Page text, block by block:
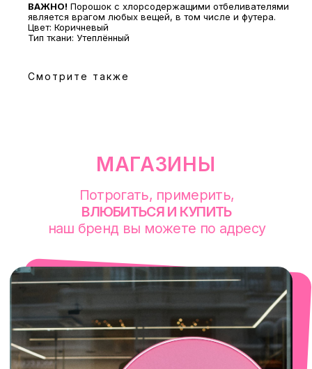
ВАЖНО! Порошок с хлорсодержащими отбеливателями
является врагом любых вещей, в том числе и футера.
Цвет: Коричневый
Тип ткани: Утеплённый
Смотрите также
Екатеринбург
Сакко и Ванцетти, 99
+7 (922) 030-63-11
смотреть в Яндекс. Картах